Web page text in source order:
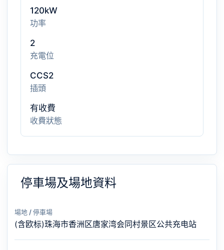
120kW
功率
2
充電位
CCS2
插頭
有收費
收費狀態
停車場及場地資料
場地 / 停車場
(含欧标)珠海市香洲区唐家湾会同村景区公共充电站